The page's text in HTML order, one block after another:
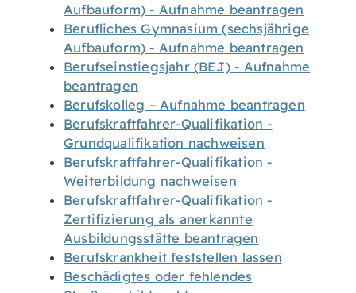
Aufbauform) - Aufnahme beantragen
Berufliches Gymnasium (sechsjährige
Aufbauform) - Aufnahme beantragen
Berufseinstiegsjahr (BEJ) - Aufnahme
beantragen
Berufskolleg – Aufnahme beantragen
Berufskraftfahrer-Qualifikation -
Grundqualifikation nachweisen
Berufskraftfahrer-Qualifikation -
Weiterbildung nachweisen
Berufskraftfahrer-Qualifikation -
Zertifizierung als anerkannte
Ausbildungsstätte beantragen
Berufskrankheit feststellen lassen
Beschädigtes oder fehlendes